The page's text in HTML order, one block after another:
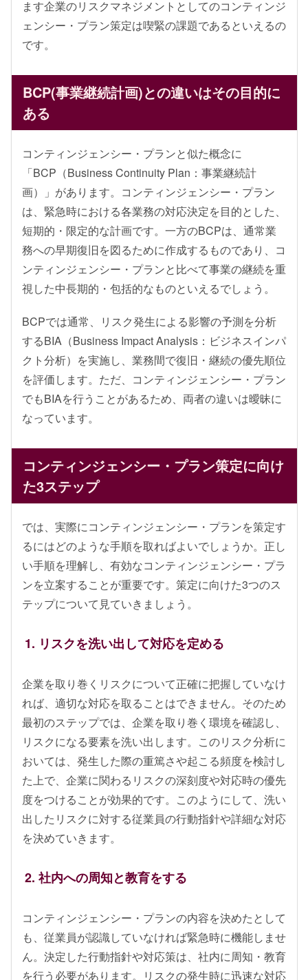
ます企業のリスクマネジメントとしてのコンティンジ
ェンシー・プラン策定は喫緊の課題であるといえるの
です。
BCP(事業継続計画)との違いはその目的に
ある
コンティンジェンシー・プランと似た概念に
「BCP（Business Continuity Plan：事業継続計
画）」があります。コンティンジェンシー・プラン
は、緊急時における各業務の対応決定を目的とした、
短期的・限定的な計画です。一方のBCPは、通常業
務への早期復旧を図るために作成するものであり、コ
ンティンジェンシー・プランと比べて事業の継続を重
視した中長期的・包括的なものといえるでしょう。
BCPでは通常、リスク発生による影響の予測を分析
するBIA（Business Impact Analysis：ビジネスインパ
クト分析）を実施し、業務間で復旧・継続の優先順位
を評価します。ただ、コンティンジェンシー・プラン
でもBIAを行うことがあるため、両者の違いは曖昧に
なっています。
コンティンジェンシー・プラン策定に向け
た3ステップ
では、実際にコンティンジェンシー・プランを策定す
るにはどのような手順を取ればよいでしょうか。正し
い手順を理解し、有効なコンティンジェンシー・プラ
ンを立案することが重要です。策定に向けた3つのス
テップについて見ていきましょう。
1. リスクを洗い出して対応を定める
企業を取り巻くリスクについて正確に把握していなけ
れば、適切な対応を取ることはできません。そのため
最初のステップでは、企業を取り巻く環境を確認し、
リスクになる要素を洗い出します。このリスク分析に
おいては、発生した際の重篤さや起こる頻度を検討し
た上で、企業に関わるリスクの深刻度や対応時の優先
度をつけることが効果的です。このようにして、洗い
出したリスクに対する従業員の行動指針や詳細な対応
を決めていきます。
2. 社内への周知と教育をする
コンティンジェンシー・プランの内容を決めたとして
も、従業員が認識していなければ緊急時に機能しませ
ん。決定した行動指針や対応策は、社内に周知・教育
を行う必要があります。リスクの発生時に迅速な対応